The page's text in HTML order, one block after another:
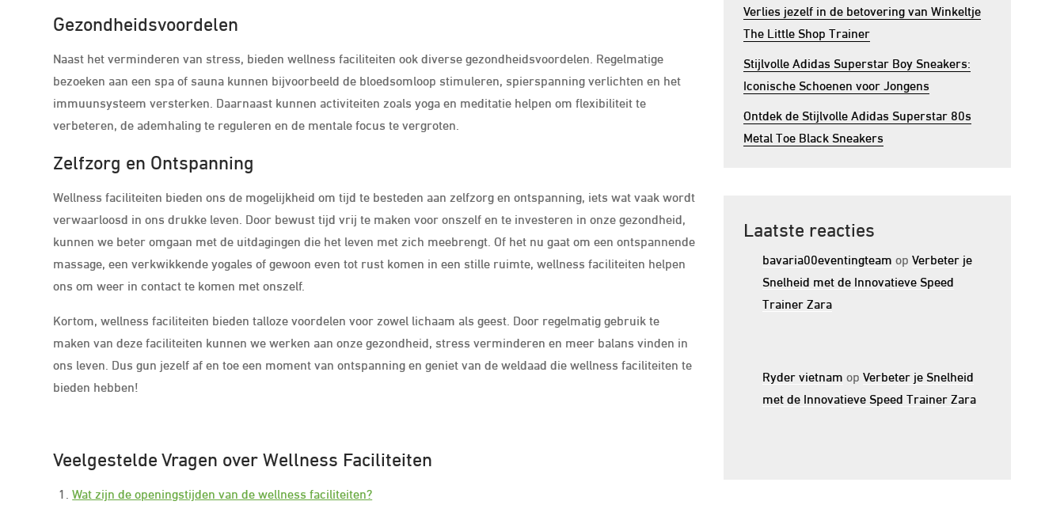
Gezondheidsvoordelen
Naast het verminderen van stress, bieden wellness faciliteiten ook diverse gezondheidsvoordelen. Regelmatige
bezoeken aan een spa of sauna kunnen bijvoorbeeld de bloedsomloop stimuleren, spierspanning verlichten en het
immuunsysteem versterken. Daarnaast kunnen activiteiten zoals yoga en meditatie helpen om flexibiliteit te
verbeteren, de ademhaling te reguleren en de mentale focus te vergroten.
Zelfzorg en Ontspanning
Wellness faciliteiten bieden ons de mogelijkheid om tijd te besteden aan zelfzorg en ontspanning, iets wat vaak wordt
verwaarloosd in ons drukke leven. Door bewust tijd vrij te maken voor onszelf en te investeren in onze gezondheid,
kunnen we beter omgaan met de uitdagingen die het leven met zich meebrengt. Of het nu gaat om een ontspannende
massage, een verkwikkende yogales of gewoon even tot rust komen in een stille ruimte, wellness faciliteiten helpen
ons om weer in contact te komen met onszelf.
Kortom, wellness faciliteiten bieden talloze voordelen voor zowel lichaam als geest. Door regelmatig gebruik te
maken van deze faciliteiten kunnen we werken aan onze gezondheid, stress verminderen en meer balans vinden in
ons leven. Dus gun jezelf af en toe een moment van ontspanning en geniet van de weldaad die wellness faciliteiten te
bieden hebben!
Veelgestelde Vragen over Wellness Faciliteiten
Wat zijn de openingstijden van de wellness faciliteiten?
Verlies jezelf in de betovering van Winkeltje
The Little Shop Trainer
Stijlvolle Adidas Superstar Boy Sneakers:
Iconische Schoenen voor Jongens
Ontdek de Stijlvolle Adidas Superstar 80s
Metal Toe Black Sneakers
Laatste reacties
bavaria00eventingteam op Verbeter je
Snelheid met de Innovatieve Speed
Trainer Zara
Ryder vietnam op Verbeter je Snelheid
met de Innovatieve Speed Trainer Zara